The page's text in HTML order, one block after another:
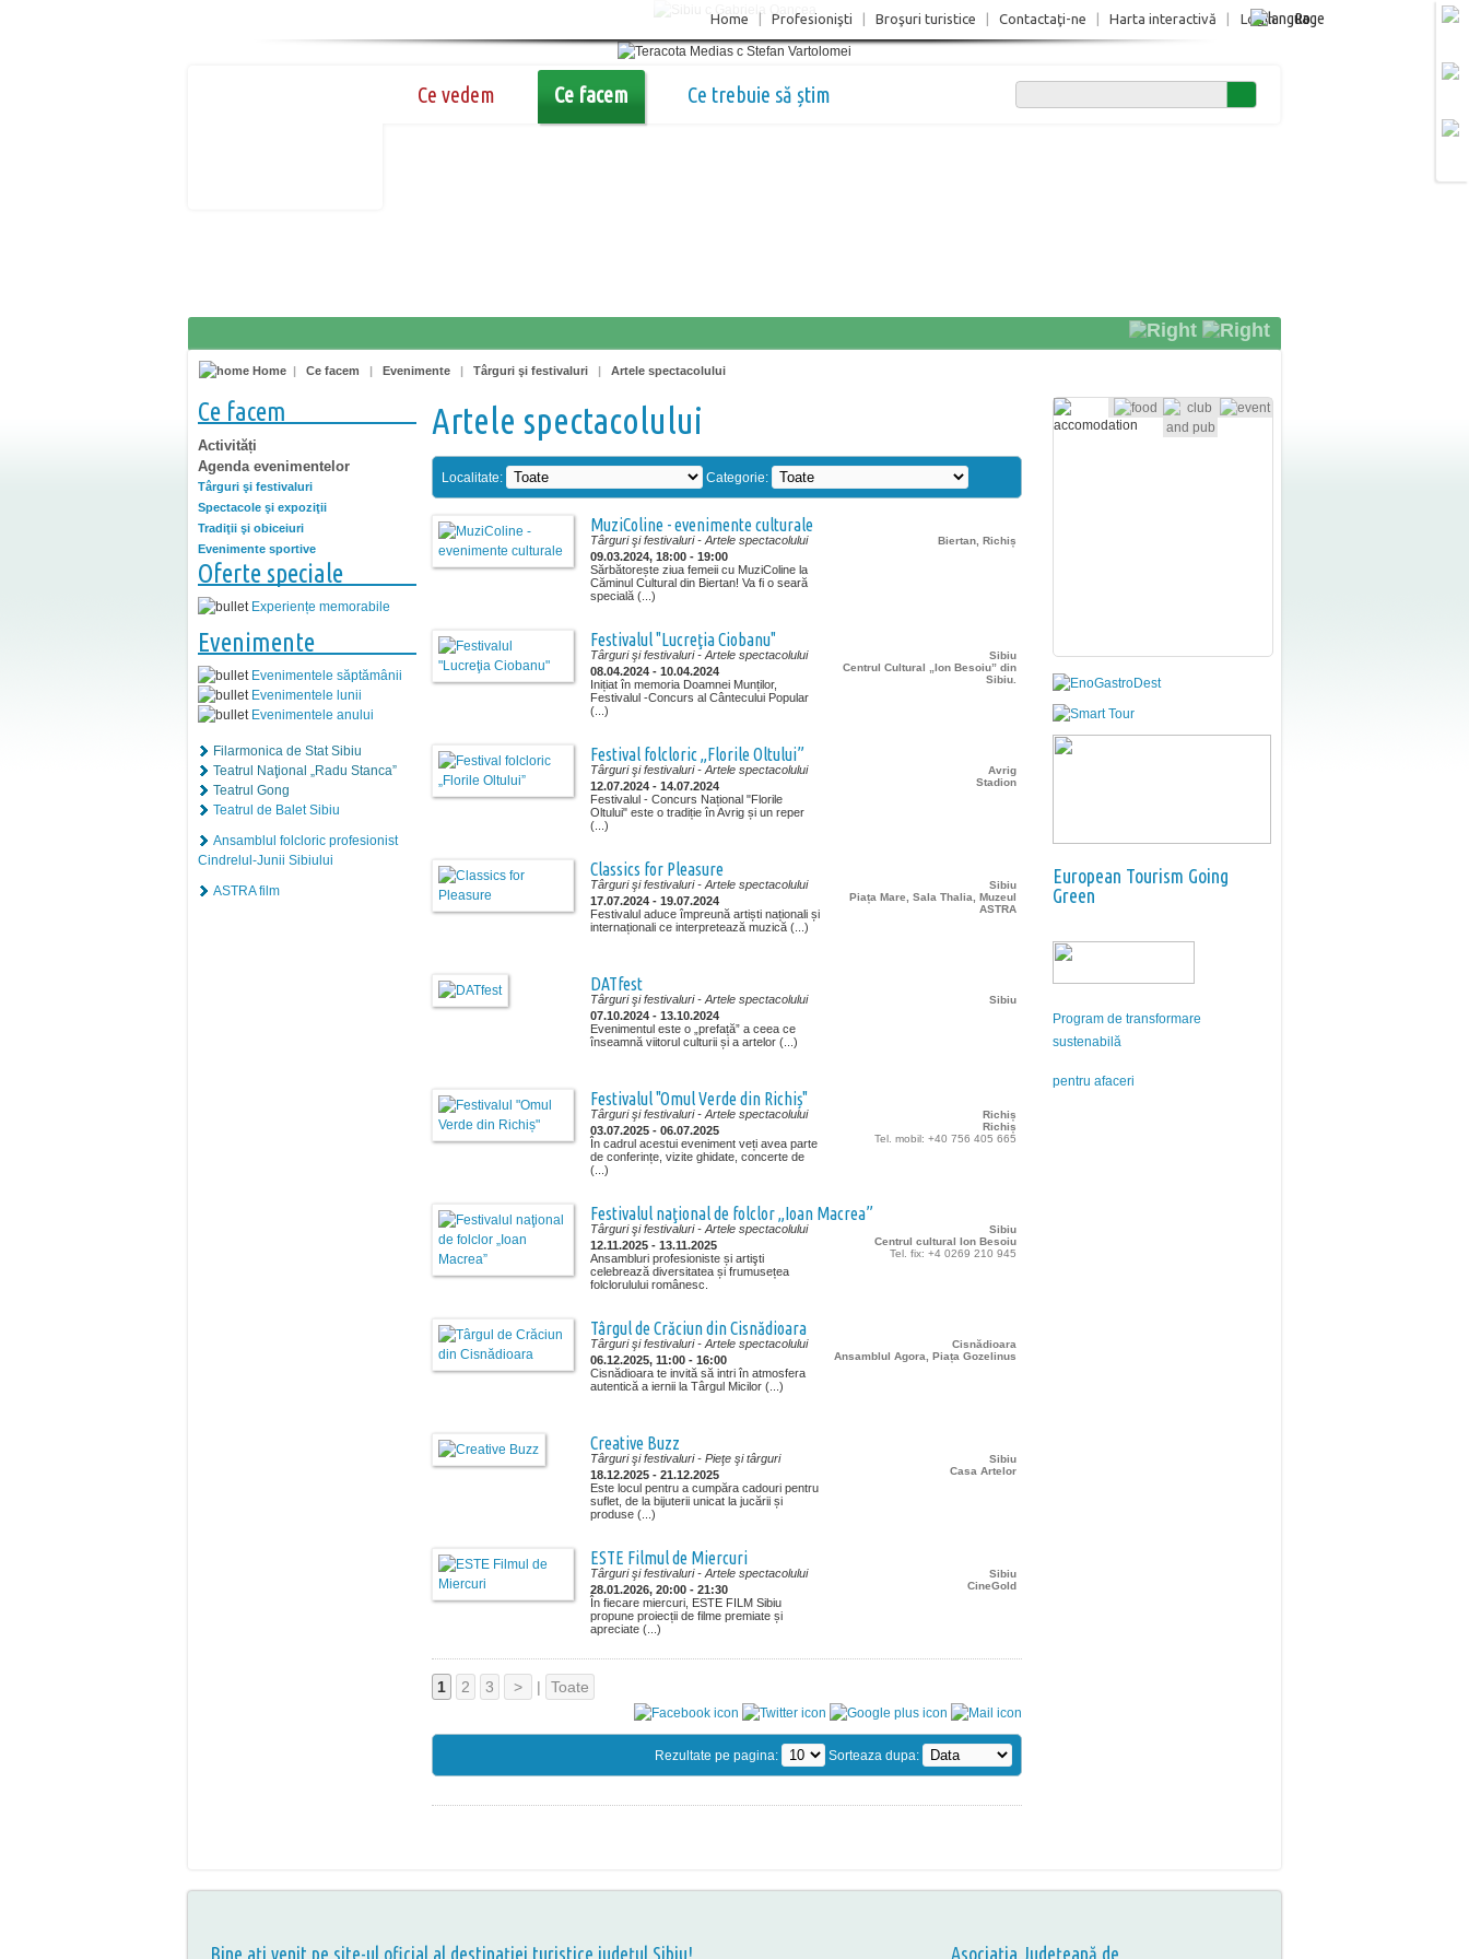
Login Ro
Home Profesionişti Broşuri turistice Contactaţi-ne Harta interactivă
Ce vedem Ce facem Ce trebuie să știm
Home | Ce facem | Evenimente | Târguri şi festivaluri | Artele spectacolului
Ce facem
Activități
Agenda evenimentelor
Târguri şi festivaluri
Spectacole şi expoziţii
Tradiţii şi obiceiuri
Evenimente sportive
Oferte speciale
Experiențe memorabile
Evenimente
Evenimentele săptămânii
Evenimentele lunii
Evenimentele anului
Filarmonica de Stat Sibiu
Teatrul Naţional „Radu Stanca”
Teatrul Gong
Teatrul de Balet Sibiu
Ansamblul folcloric profesionist
Cindrelul-Junii Sibiului
ASTRA film
Artele spectacolului
Localitate: Categorie:
MuziColine - evenimente culturale
Biertan, Richiș
Târguri şi festivaluri - Artele spectacolului
09.03.2024, 18:00 - 19:00
Sărbătorește ziua femeii cu MuziColine la
Căminul Cultural din Biertan! Va fi o seară
specială (...)
Festivalul "Lucreţia Ciobanu"
Sibiu
Centrul Cultural „Ion Besoiu” din
Sibiu.
Târguri şi festivaluri - Artele spectacolului
08.04.2024 - 10.04.2024
Inițiat în memoria Doamnei Munților,
Festivalul -Concurs al Cântecului Popular
(...)
Festival folcloric „Florile Oltului”
Avrig
Stadion
Târguri şi festivaluri - Artele spectacolului
12.07.2024 - 14.07.2024
Festivalul - Concurs Național "Florile
Oltului" este o tradiție în Avrig și un reper
(...)
Classics for Pleasure
Sibiu
Piața Mare, Sala Thalia, Muzeul
ASTRA
Târguri şi festivaluri - Artele spectacolului
17.07.2024 - 19.07.2024
Festivalul aduce împreună artiști naționali și
internaționali ce interpretează muzică (...)
DATfest
Sibiu
Târguri şi festivaluri - Artele spectacolului
07.10.2024 - 13.10.2024
Evenimentul este o „prefață” a ceea ce
înseamnă viitorul culturii și a artelor (...)
Festivalul "Omul Verde din Richiș"
Richiș
Richiș
Tel. mobil: +40 756 405 665
Târguri şi festivaluri - Artele spectacolului
03.07.2025 - 06.07.2025
În cadrul acestui eveniment veți avea parte
de conferințe, vizite ghidate, concerte de
(...)
Festivalul naţional de folclor „Ioan Macrea”
Sibiu
Centrul cultural Ion Besoiu
Tel. fix: +4 0269 210 945
Târguri şi festivaluri - Artele spectacolului
12.11.2025 - 13.11.2025
Ansambluri profesioniste și artişti
celebrează diversitatea și frumusețea
folclorulului românesc.
Târgul de Crăciun din Cisnădioara
Cisnădioara
Ansamblul Agora, Piața Gozelinus
Târguri şi festivaluri - Artele spectacolului
06.12.2025, 11:00 - 16:00
Cisnădioara te invită să intri în atmosfera
autentică a iernii la Târgul Micilor (...)
Creative Buzz
Sibiu
Casa Artelor
Târguri şi festivaluri - Pieţe şi târguri
18.12.2025 - 21.12.2025
Este locul pentru a cumpăra cadouri pentru
suflet, de la bijuterii unicat la jucării și
produse (...)
ESTE Filmul de Miercuri
Sibiu
CineGold
Târguri şi festivaluri - Artele spectacolului
28.01.2026, 20:00 - 21:30
În fiecare miercuri, ESTE FILM Sibiu
propune proiecții de filme premiate și
apreciate (...)
1 2 3 > | Toate
Rezultate pe pagina: Sorteaza dupa:
European Tourism Going
Green
Program de transformare
sustenabilă
pentru afaceri
Bine aţi venit pe site-ul oficial al destinației turistice județul Sibiu! Asociația Județeană de